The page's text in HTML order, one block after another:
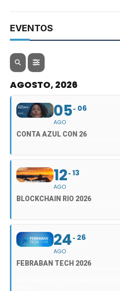
EVENTOS
AGOSTO, 2026
05
AGO
06
CONTA AZUL CON 26
12
AGO
13
BLOCKCHAIN RIO 2026
24
AGO
26
FEBRABAN TECH 2026